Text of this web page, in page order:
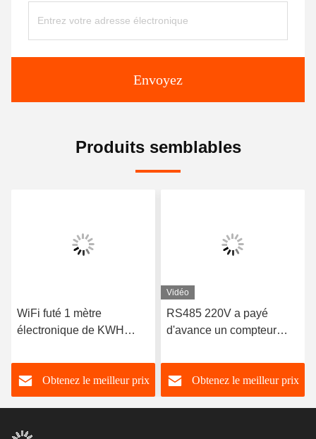
Envoyez
Produits semblables
WiFi futé 1 mètre
électronique de KWH
d'énergie de rail de
vacarme de mètre de
phase
Obtenez le meilleur prix
Vidéo
RS485 220V a payé
d'avance un compteur
électrique de phase
Rs485Obtenez le meilleur prix